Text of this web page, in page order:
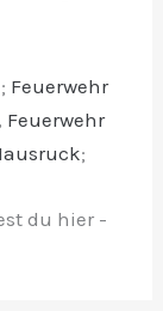
Feuerwehr
Feuerwehr
;
du hier -